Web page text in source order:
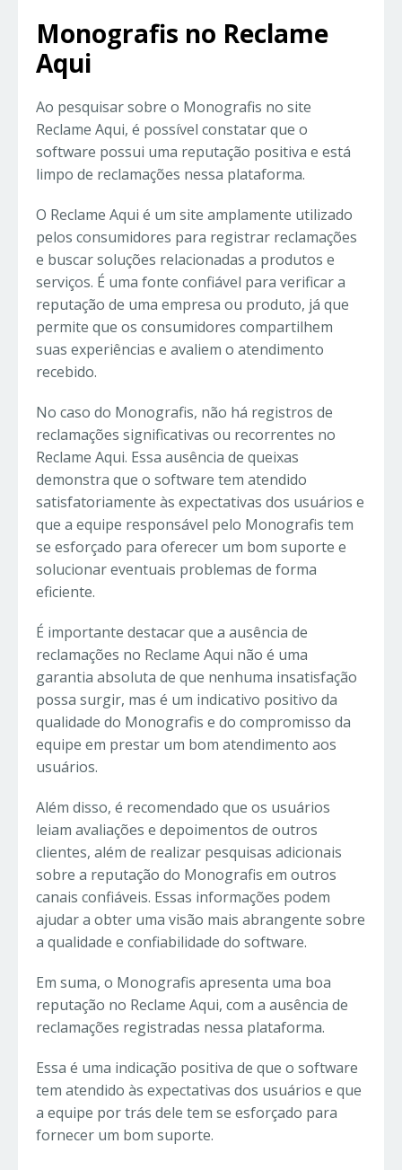
Monografis no Reclame
Aqui
Ao pesquisar sobre o Monografis no site
Reclame Aqui, é possível constatar que o
software possui uma reputação positiva e está
limpo de reclamações nessa plataforma.
O Reclame Aqui é um site amplamente utilizado
pelos consumidores para registrar reclamações
e buscar soluções relacionadas a produtos e
serviços. É uma fonte confiável para verificar a
reputação de uma empresa ou produto, já que
permite que os consumidores compartilhem
suas experiências e avaliem o atendimento
recebido.
No caso do Monografis, não há registros de
reclamações significativas ou recorrentes no
Reclame Aqui. Essa ausência de queixas
demonstra que o software tem atendido
satisfatoriamente às expectativas dos usuários e
que a equipe responsável pelo Monografis tem
se esforçado para oferecer um bom suporte e
solucionar eventuais problemas de forma
eficiente.
É importante destacar que a ausência de
reclamações no Reclame Aqui não é uma
garantia absoluta de que nenhuma insatisfação
possa surgir, mas é um indicativo positivo da
qualidade do Monografis e do compromisso da
equipe em prestar um bom atendimento aos
usuários.
Além disso, é recomendado que os usuários
leiam avaliações e depoimentos de outros
clientes, além de realizar pesquisas adicionais
sobre a reputação do Monografis em outros
canais confiáveis. Essas informações podem
ajudar a obter uma visão mais abrangente sobre
a qualidade e confiabilidade do software.
Em suma, o Monografis apresenta uma boa
reputação no Reclame Aqui, com a ausência de
reclamações registradas nessa plataforma.
Essa é uma indicação positiva de que o software
tem atendido às expectativas dos usuários e que
a equipe por trás dele tem se esforçado para
fornecer um bom suporte.